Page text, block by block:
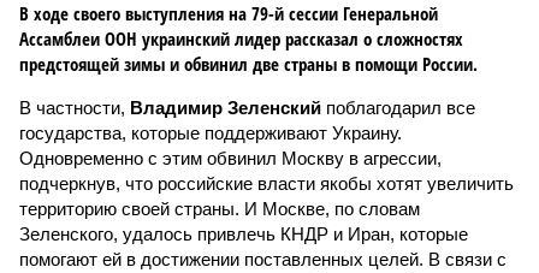
В ходе своего выступления на 79-й сессии Генеральной
Ассамблеи ООН украинский лидер рассказал о сложностях
предстоящей зимы и обвинил две страны в помощи России.
В частности, Владимир Зеленский поблагодарил все
государства, которые поддерживают Украину.
Одновременно с этим обвинил Москву в агрессии,
подчеркнув, что российские власти якобы хотят увеличить
территорию своей страны. И Москве, по словам
Зеленского, удалось привлечь КНДР и Иран, которые
помогают ей в достижении поставленных целей. В связи с